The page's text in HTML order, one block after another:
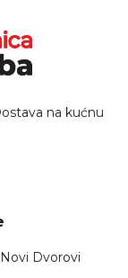
na kućnu
Dvorovi